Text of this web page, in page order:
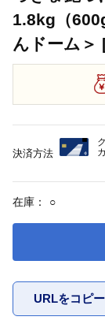
1.8kg（
んドーム＞
在庫： ○
URLをコピー
決済方法